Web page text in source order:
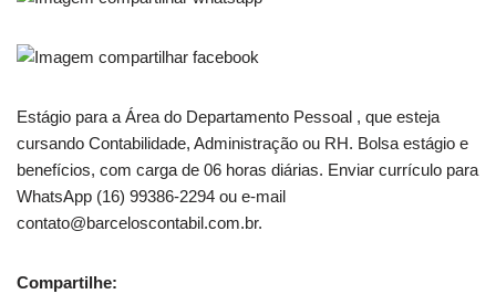
Estágio para a Área do Departamento Pessoal , que esteja
cursando Contabilidade, Administração ou RH. Bolsa estágio e
benefícios, com carga de 06 horas diárias. Enviar currículo para
WhatsApp (16) 99386-2294 ou e-mail
contato@barceloscontabil.com.br.
Compartilhe: